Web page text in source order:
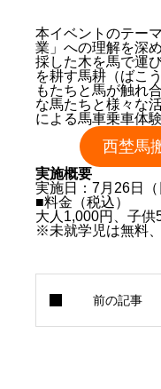
本イベントのテー
業」への理解を深
採した木を馬で運
を耕す馬耕（ばこ
もたちと馬が触れ
な馬たちと様々な
による馬車乗車体
西埜馬
実施概要
実施日：7月26日
■料金（税込）
大人1,000円、子
※未就学児は無料